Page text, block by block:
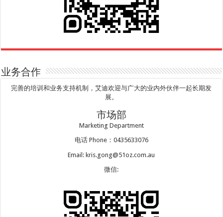
业务合作
完善的培训和业务支持机制，艾迪欢迎与广大的业内外伙伴一起长期发
展。
市场部
Marketing Department
电话 Phone：0435633076
Email: kris.gong@51oz.com.au
微信: